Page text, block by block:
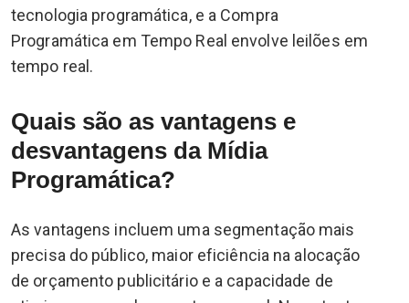
tecnologia programática, e a Compra
Programática em Tempo Real envolve leilões em
tempo real.
Quais são as vantagens e
desvantagens da Mídia
Programática?
As vantagens incluem uma segmentação mais
precisa do público, maior eficiência na alocação
de orçamento publicitário e a capacidade de